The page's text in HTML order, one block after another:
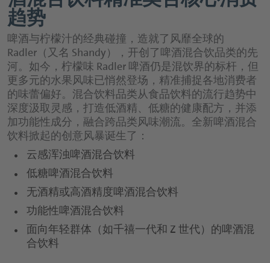
软饮料
果汁和果汁饮料
茶
咖啡
啤酒厂
苹果酒、葡萄酒和烈酒
乳制品
冰淇淋
糖果
烘焙
谷物和零食
烹饪
Channels概览页
餐饮服务行业
Retail and e-Commerce
近水饮料
可乐&碳酸饮料
纯果汁和果汁饮料
chevron_right
chevron_left回到 "应用与解决方案"
纯果汁和果汁饮料概览页
纯果汁&中浓度果汁饮料
低浓度果汁饮料
思慕昔
果汁碳酸
速溶饮料
茶，咖啡和草本饮品
chevron_right
chevron_left回到 "应用与解决方案"
茶，咖啡和草本饮品概览页
茶饮与草本饮品
咖啡饮料
啤酒和麦芽饮料 chevron_right
chevron_left回到 "应用与解决方案"
啤酒和麦芽饮料概览页
啤酒
啤酒混合饮料
谷物和麦芽饮料
苹果酒，葡萄酒和烈酒 chevron_right
chevron_left回到 "应用与解决方案"
苹果酒，葡萄酒和烈酒概览页
苹果酒
葡萄酒
食品应用
植物基产品
chevron_left回到 "应用与解决方案"
植物基产品概览页
乳制品&冰淇淋
chevron_left回到 "应用与解决方案"
烘焙产品 chevron_right
chevron_left
柑橘类
水果味
茶
咖啡原料
食品和饮料用植物原料
棕色和白色
啤酒
葡萄酒和烈酒
口感改良和甜味系统概览页
口感改良
增甜系统
健康配料
chevron_right
chevron_left回到 "我们的产品组合"
健康配料概览页
肠道健康
精力充沛
RelaxationHEROES
天然色素 chevron_right
chevron_left回到 "我们的产品组合"
天然色素概览页
柠檬黄
琥珀橙
宝石红
水晶紫
橄榄绿
涂层系统
创新产品用植物性原料
chevron_right
chevron_left回到 "我们的产品组合"
创新产品用植物性原料概览页
谷物&麦芽类
坚果&种子
豆类
食品和饮料用果蔬原料 chevron_right
chevron_left回到 "我们的产品组合"
食品和饮料用果蔬原料概览页
鲜榨即灌果汁
果泥
干果&蔬菜配料
chevron_left回到 "我们的产品组合"
干果&蔬菜配料概览页
冻干水果
脱水系统和解决方案
配料系统
chevron_left回到 "我们的产品组合"
服务与解决方案 chevron_right
专业人员
应聘流程与常见问题解答
塑造营养未来
发现来自不同领域的各种机会
访问职位门户网站
Job
我们是谁
Our Fundamentals
We bring ideas to life.
chevron_right
chevron_left回到 "德乐介绍"
We bring ideas to life.概览页
全球采购
创新技术
综合全面的市场知识
营养卓越
我们的所在地
公司管理
行为准则
chevron_left
行为准则概览页
行为规范
我们的历史
质量与食品安全
chevron_left回到 "德乐介绍"
质量与食品安全概览页
Döhler|Ventures
D|PLUS
Customer Login
趋势
啤酒与柠檬汁的经典碰撞，造就了风靡全球的
Radler（又名 Shandy），开创了啤酒混合饮品类的先
河。如今，柠檬味 Radler 啤酒仍是混饮界的标杆，但
更多元的水果风味已悄然登场，精准捕捉各地消费者
的味蕾偏好。混合饮料品类从食品饮料的流行趋势中
深度汲取灵感，打造低酒精、低糖的健康配方，并添
加功能性成分，融合跨品类风味潮流。全新啤酒混合
饮料掀起的创意风暴诞生了：
云感浑浊啤酒混合饮料
低糖啤酒混合饮料
无酒精或高酒精度啤酒混合饮料
功能性啤酒混合饮料
面向年轻群体（如千禧一代和 Z 世代）的啤酒混
合饮料